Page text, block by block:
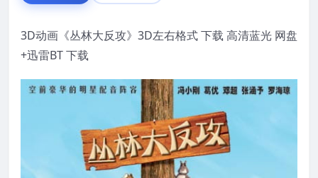
3D动画《丛林大反攻》3D左右格式 下载 高清蓝光 网盘
+迅雷BT 下载